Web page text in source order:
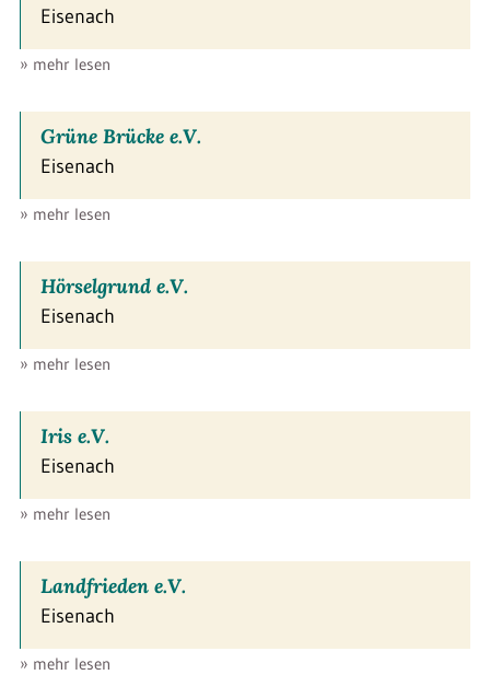
Eisenach
» mehr lesen
Grüne Brücke e.V.
Eisenach
» mehr lesen
Hörselgrund e.V.
Eisenach
» mehr lesen
Iris e.V.
Eisenach
» mehr lesen
Landfrieden e.V.
Eisenach
» mehr lesen